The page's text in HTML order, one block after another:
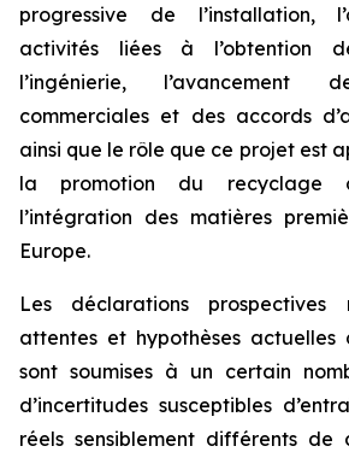
progressive de l’installation,
activités liées à l’obtention
l’ingénierie, l’avancement
commerciales et des accords
ainsi que le rôle que ce projet est
la promotion du recyclage
l’intégration des matières
Europe.
Les déclarations prospectives
attentes et hypothèses
sont soumises à un certain
d’incertitudes susceptibles
réels sensiblement différents de